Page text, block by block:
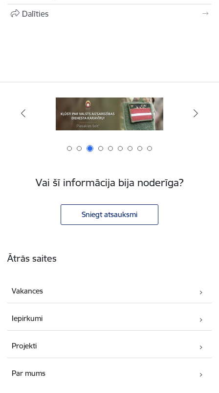
Dalīties
Vai šī informācija bija noderīga?
Sniegt atsauksmi
Ātrās saites
Vakances
Iepirkumi
Projekti
Par mums